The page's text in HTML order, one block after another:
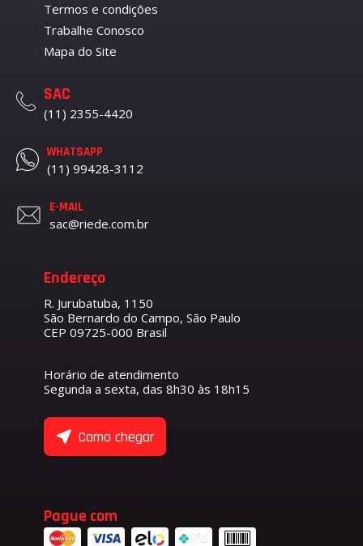
Termos e condições
Trabalhe Conosco
Mapa do Site
SAC
(11) 2355-4420
WHATSAPP
(11) 99428-3112
E-MAIL
sac@riede.com.br
Endereço
R. Jurubatuba, 1150
São Bernardo do Campo, São Paulo
CEP 09725-000 Brasil
Horário de atendimento
Segunda a sexta, das 8h30 às 18h15
Como chegar
Pague com